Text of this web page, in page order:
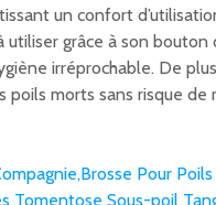
un confort
utiliser grâce à son bouton
irréprochable. De
morts sans risque de